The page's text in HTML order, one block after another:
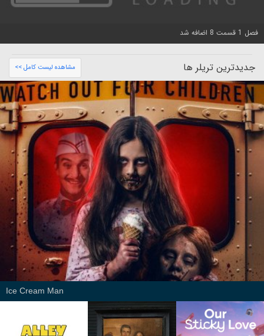
فصل 1 قسمت 8 اضافه شد
جدیدترین تریلر ها مشاهده لیست کامل >>
Ice Cream Man